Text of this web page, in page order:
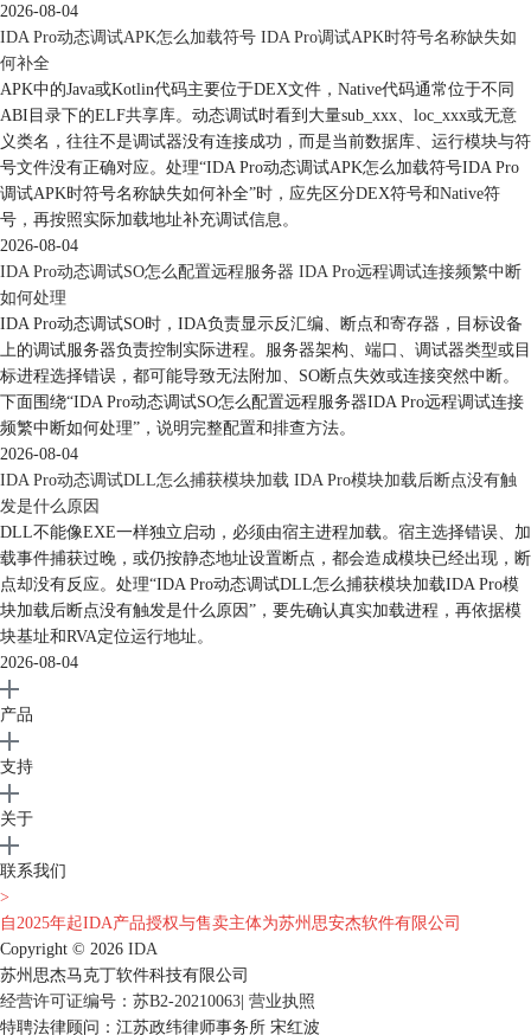
2026-08-04
IDA Pro动态调试APK怎么加载符号 IDA Pro调试APK时符号名称缺失如
何补全
APK中的Java或Kotlin代码主要位于DEX文件，Native代码通常位于不同
ABI目录下的ELF共享库。动态调试时看到大量sub_xxx、loc_xxx或无意
义类名，往往不是调试器没有连接成功，而是当前数据库、运行模块与符
号文件没有正确对应。处理“IDA Pro动态调试APK怎么加载符号IDA Pro
调试APK时符号名称缺失如何补全”时，应先区分DEX符号和Native符
号，再按照实际加载地址补充调试信息。
2026-08-04
IDA Pro动态调试SO怎么配置远程服务器 IDA Pro远程调试连接频繁中断
如何处理
IDA Pro动态调试SO时，IDA负责显示反汇编、断点和寄存器，目标设备
上的调试服务器负责控制实际进程。服务器架构、端口、调试器类型或目
标进程选择错误，都可能导致无法附加、SO断点失效或连接突然中断。
下面围绕“IDA Pro动态调试SO怎么配置远程服务器IDA Pro远程调试连接
频繁中断如何处理”，说明完整配置和排查方法。
2026-08-04
IDA Pro动态调试DLL怎么捕获模块加载 IDA Pro模块加载后断点没有触
发是什么原因
DLL不能像EXE一样独立启动，必须由宿主进程加载。宿主选择错误、加
载事件捕获过晚，或仍按静态地址设置断点，都会造成模块已经出现，断
点却没有反应。处理“IDA Pro动态调试DLL怎么捕获模块加载IDA Pro模
块加载后断点没有触发是什么原因”，要先确认真实加载进程，再依据模
块基址和RVA定位运行地址。
2026-08-04
产品
支持
关于
联系我们
>
自2025年起IDA产品授权与售卖主体为苏州思安杰软件有限公司
Copyright © 2026 IDA
苏州思杰马克丁软件科技有限公司
经营许可证编号：苏B2-20210063| 营业执照
特聘法律顾问：江苏政纬律师事务所 宋红波